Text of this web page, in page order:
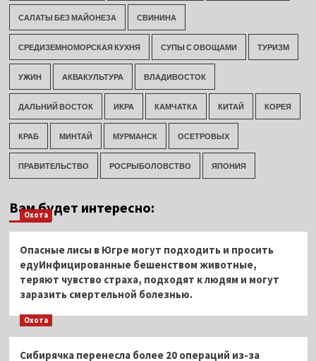
САЛАТЫ БЕЗ МАЙОНЕЗА СВИНИНА
СРЕДИЗЕМНОМОРСКАЯ КУХНЯ СУПЫ С ОВОЩАМИ ТУРИЗМ
УЖИН АКВАКУЛЬТУРА ВЛАДИВОСТОК
ДАЛЬНИЙ ВОСТОК ИКРА КАМЧАТКА КИТАЙ КОРЕЯ
КРАБ МИНТАЙ МУРМАНСК ОСЕТРОВЫХ
ПРАВИТЕЛЬСТВО РОСРЫБОЛОВСТВО ЯПОНИЯ
Вам будет интересно:
Охота
Опасные лисы в Югре могут подходить и просить
едуИнфицированные бешенством животные,
теряют чувство страха, подходят к людям и могут
заразить смертельной болезнью.
Охота
Сибирячка перенесла более 20 операций из-за